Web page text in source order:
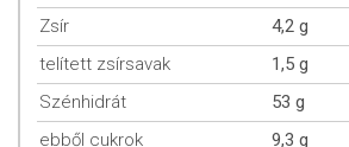
Szénhidrát: 53 g
ebből cukor: 9,3 g
ebből telített zsírsav: 1,5 g
Zsír
4,2 g
telített zsírsavak
1,5 g
Szénhidrát
53 g
ebből cukrok
9,3 g